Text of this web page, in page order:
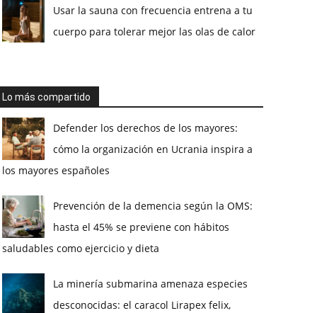
Usar la sauna con frecuencia entrena a tu
cuerpo para tolerar mejor las olas de calor
Lo más compartido
Defender los derechos de los mayores:
cómo la organización en Ucrania inspira a
los mayores españoles
Prevención de la demencia según la OMS:
hasta el 45% se previene con hábitos
saludables como ejercicio y dieta
La minería submarina amenaza especies
desconocidas: el caracol Lirapex felix,